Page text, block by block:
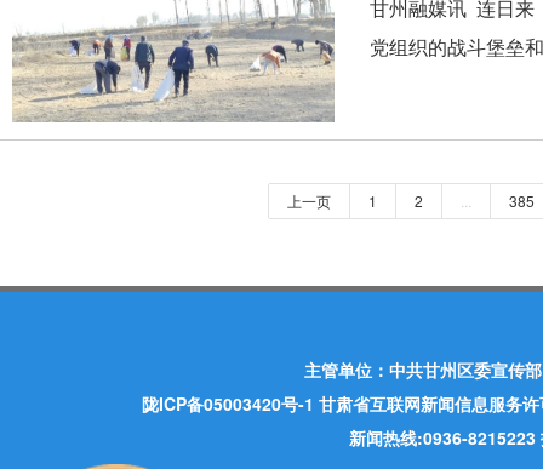
甘州融媒讯 连日来
党组织的战斗堡垒
上一页 1 2 385
主管单位：中共甘州区委宣传
陇ICP备05003420号-1 甘肃省互联网新闻信息服务
新闻热线:0936-8215223